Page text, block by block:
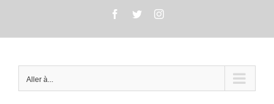
Facebook
TwitterInstagram
Aller à...